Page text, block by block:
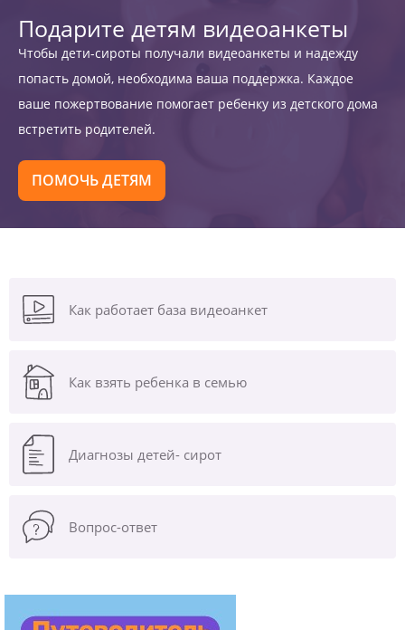
Подарите детям видеоанкеты
Чтобы дети-сироты получали видеоанкеты и надежду
попасть домой, необходима ваша поддержка. Каждое
ваше пожертвование помогает ребенку из детского дома
встретить родителей.
ПОМОЧЬ ДЕТЯМ
Как работает база видеоанкет
Как взять ребенка в семью
Диагнозы детей- сирот
Вопрос-ответ